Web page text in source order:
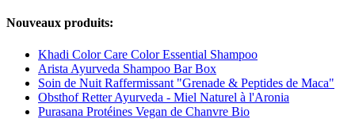
Nouveaux produits:
Khadi Color Care Color Essential Shampoo
Arista Ayurveda Shampoo Bar Box
Soin de Nuit Raffermissant "Grenade & Peptides de Maca"
Obsthof Retter Ayurveda - Miel Naturel à l'Aronia
Purasana Protéines Vegan de Chanvre Bio